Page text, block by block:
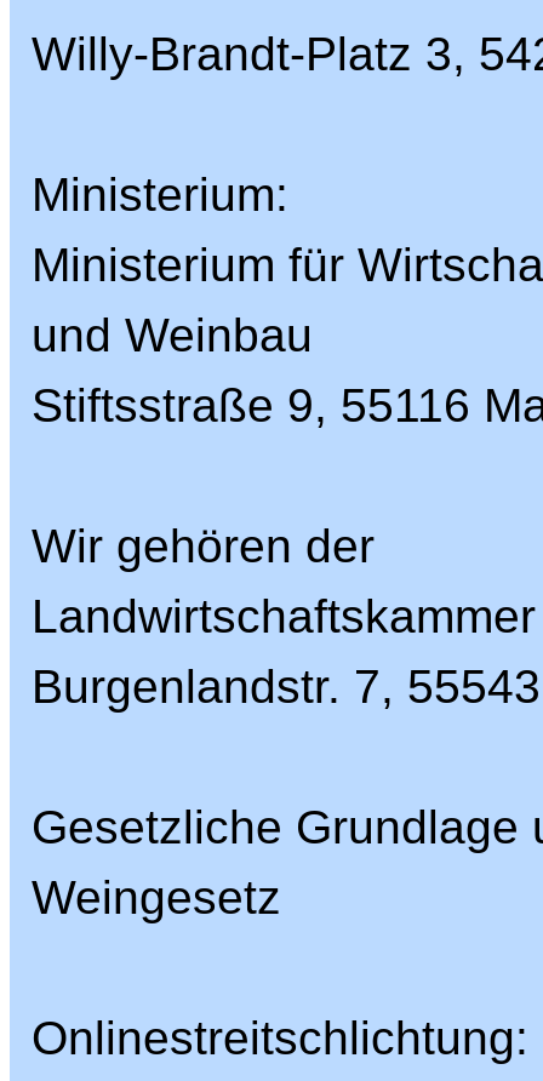
Willy-Brandt-Platz 3,
Ministerium:
Ministerium für
und Weinbau
Stiftsstraße 9, 55116
Wir gehören der
Burgenlandstr. 7,
Gesetzliche Grundlage
Weingesetz
Onlinestreitschlichtung: